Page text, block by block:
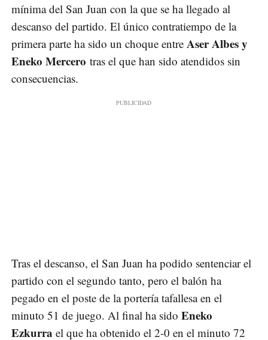
mínima del San Juan con la que se ha llegado al
descanso del partido. El único contratiempo de la
primera parte ha sido un choque entre Aser Albes y
Eneko Mercero tras el que han sido atendidos sin
consecuencias.
Tras el descanso, el San Juan ha podido sentenciar el
partido con el segundo tanto, pero el balón ha
pegado en el poste de la portería tafallesa en el
minuto 51 de juego. Al final ha sido Eneko
Ezkurra el que ha obtenido el 2-0 en el minuto 72